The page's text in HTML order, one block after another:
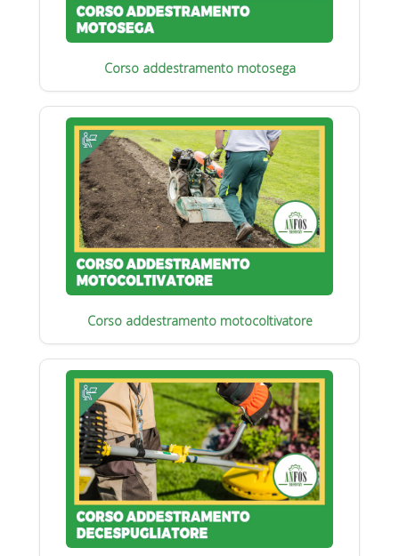
Corso addestramento motosega
Corso addestramento motocoltivatore